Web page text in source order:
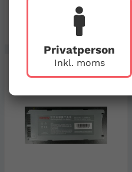
Privatperson
Inkl. moms